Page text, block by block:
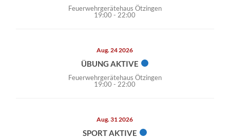
Feuerwehrgerätehaus Ötzingen
19:00 - 22:00
Aug. 24 2026
ÜBUNG AKTIVE
Feuerwehrgerätehaus Ötzingen
19:00 - 22:00
Aug. 31 2026
SPORT AKTIVE